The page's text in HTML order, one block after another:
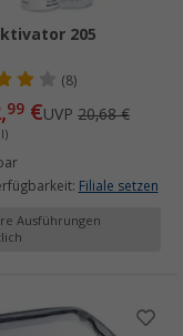
205
(8)
99 €UVP 20,68 €
Filiale setzen
Ausführungen